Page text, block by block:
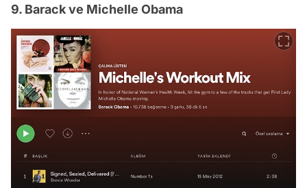
9. Barack ve Michelle Obama